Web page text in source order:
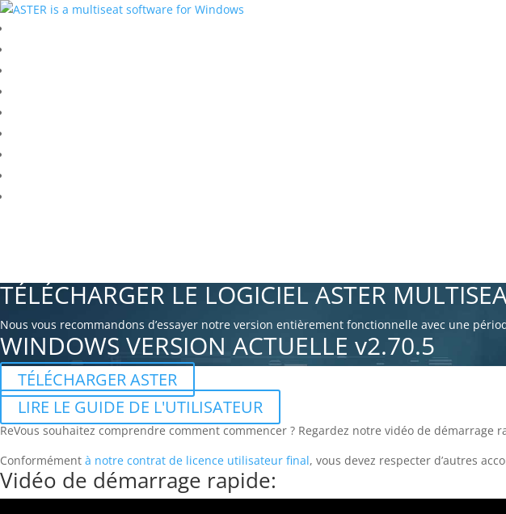
TÉLÉCHARGER LE LOGICIEL ASTER
Nous vous recommandons d’essayer notre version entièrement fonctionnelle avec une
WINDOWS VERSION ACTUELLE v2.70.5
TÉLÉCHARGER ASTER
LIRE LE GUIDE DE L'UTILISATEUR
ReVous souhaitez comprendre comment commencer ? Regardez notre vidéo de démarrage
Conformément à notre contrat de licence utilisateur final, vous devez respecter d’autres
Vidéo de démarrage rapide: